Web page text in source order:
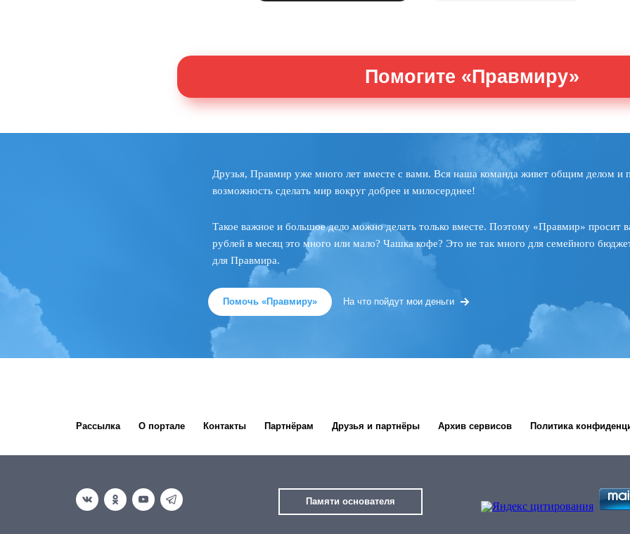
Помогите «Правмиру»
Друзья, Правмир уже много лет вместе с вами. Вся наша команда живет общим делом и
возможность сделать мир вокруг добрее и милосерднее!
Такое важное и большое дело можно делать только вместе. Поэтому «Правмир» просит
рублей в месяц это много или мало? Чашка кофе? Это не так много для семейного
для Правмира.
Помочь «Правмиру» На что пойдут мои деньги
Рассылка О портале Контакты Партнёрам Друзья и партнёры Архив сервисов Политика
Памяти основателя